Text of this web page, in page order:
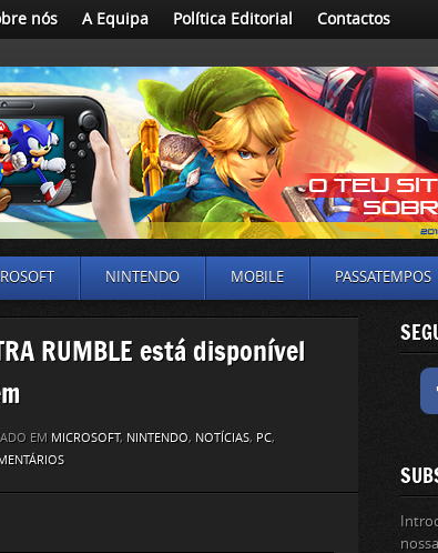
nós A Equipa Política Editorial Contactos
NINTENDO MOBILE PASSATEMPOS
RUMBLE está disponível
EM MICROSOFT, NINTENDO, NOTÍCIAS, PC,